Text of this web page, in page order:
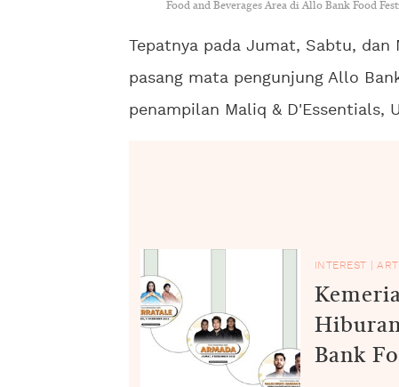
Food and Beverages Area di Allo Bank Food
Tepatnya pada Jumat, Sabtu,
pasang mata pengunjung Allo
penampilan Maliq & D'Essentials,
INTEREST |
Bank